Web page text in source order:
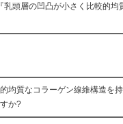
乳頭層の凹凸が小さく比較的
均質なコラーゲン線維構造
か?